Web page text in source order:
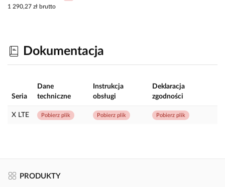
1 290,27 zł brutto
Dokumentacja
Seria
Dane
techniczne
Instrukcja
obsługi
Deklaracja
zgodności
X LTE Pobierz plik Pobierz plik Pobierz plik
PRODUKTY